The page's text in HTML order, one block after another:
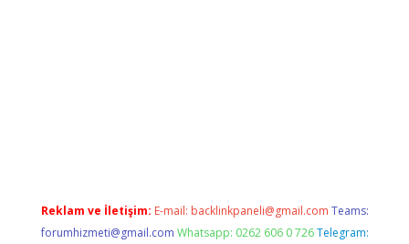
Reklam ve İletişim: E-mail: backlinkpaneli@gmail.com Teams:
forumhizmeti@gmail.com Whatsapp: 0262 606 0 726 Telegram: